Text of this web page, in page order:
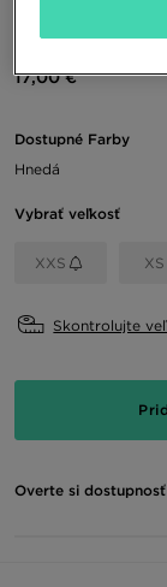
PINK SODA
17,00 €
Dostupné Farby
Hnedá
Vybrať veľkosť
XXS XS
Skontrolujte
Overte si